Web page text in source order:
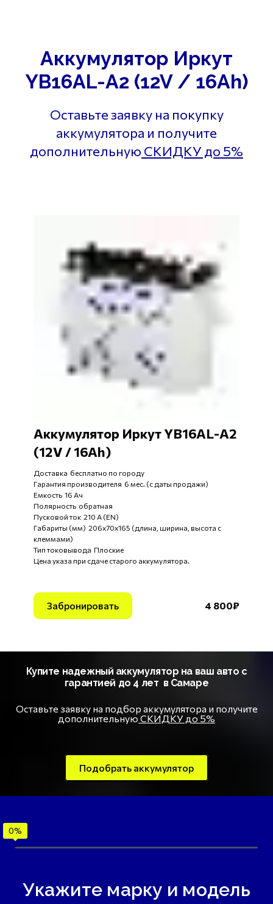
Аккумулятор Иркут
YB16AL-A2 (12V / 16Ah)
Оставьте заявку на покупку
аккумулятора и получите
дополнительную СКИДКУ до 5%
Аккумулятор Иркут YB16AL-A2
(12V / 16Ah)
Доставка бесплатно по городу
Гарантия производителя 6 мес. (с даты продажи)
Емкость 16 Ач
Полярность обратная
Пусковой ток 210 А (EN)
Габариты (мм) 206x70x165 (длина, ширина, высота с
клеммами)
Тип токовывода Плоские
Цена указа при сдаче старого аккумулятора.
Забронировать 4 800₽
Купите надежный аккумулятор на ваш авто с
гарантией до 4 лет в Самаре
Оставьте заявку на подбор аккумулятора и получите
дополнительную СКИДКУ до 5%
Подобрать аккумулятор
Укажите марку и модель